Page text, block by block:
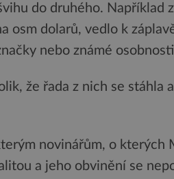
do druhého. Například
osm dolarů, vedlo k
nebo známé
že řada z nich se stáhla
novinářům, o kterých
a jeho obvinění se